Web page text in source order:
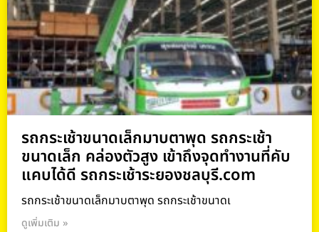
รถกระเช้าขนาดเล็กมาบตาพุด รถกระเช้า
ขนาดเล็ก คล่องตัวสูง เข้าถึงจุดทำงานที่คับ
แคบได้ดี รถกระเช้าระยองชลบุรี.com
รถกระเช้าขนาดเล็กมาบตาพุด รถกระเช้าขนาดเ
ดูเพิ่มเติม »